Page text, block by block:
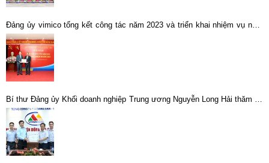
Đảng ủy vimico tổng kết công tác năm 2023 và triển khai nhiệm vụ năm
2024.
Bí thư Đảng ủy Khối doanh nghiệp Trung ương Nguyễn Long Hải thăm và
làm việc tại Chi nhánh Luyện đồng Lào Cai -Vimico